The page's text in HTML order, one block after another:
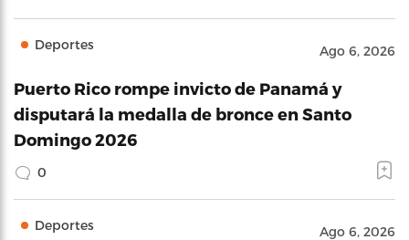
Deportes Ago 6, 2026
Puerto Rico rompe invicto de Panamá y
disputará la medalla de bronce en Santo
Domingo 2026
0
Deportes Ago 6, 2026